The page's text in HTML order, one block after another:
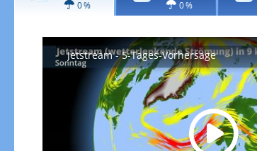
0 % 0 %
Jetstream - 5-Tages-Vorhersage